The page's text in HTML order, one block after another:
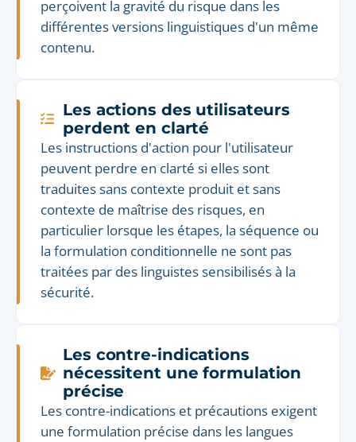
perçoivent la gravité du risque dans les
différentes versions linguistiques d'un même
contenu.
Les actions des utilisateurs
perdent en clarté
Les instructions d'action pour l'utilisateur
peuvent perdre en clarté si elles sont
traduites sans contexte produit et sans
contexte de maîtrise des risques, en
particulier lorsque les étapes, la séquence ou
la formulation conditionnelle ne sont pas
traitées par des linguistes sensibilisés à la
sécurité.
Les contre-indications
nécessitent une formulation
précise
Les contre-indications et précautions exigent
une formulation précise dans les langues